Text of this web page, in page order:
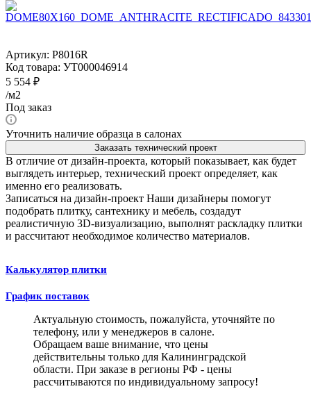
Артикул: P8016R
Код товара: УТ000046914
5 554 ₽
/м2
Под заказ
Уточнить наличие образца в салонах
Заказать технический проект
В отличие от дизайн-проекта, который показывает, как будет
выглядеть интерьер, технический проект определяет, как
именно его реализовать.
Записаться на дизайн-проект Наши дизайнеры помогут
подобрать плитку, сантехнику и мебель, создадут
реалистичную 3D-визуализацию, выполнят раскладку плитки
и рассчитают необходимое количество материалов.
Калькулятор плитки
График поставок
Актуальную стоимость, пожалуйста, уточняйте по
телефону, или у менеджеров в салоне.
Обращаем ваше внимание, что цены
действительны только для Калининградской
области. При заказе в регионы РФ - цены
рассчитываются по индивидуальному запросу!